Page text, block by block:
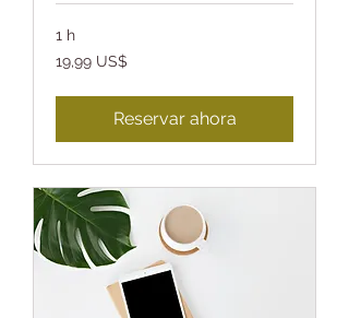
1 h
dólares
19,99 US$
Reservar ahora